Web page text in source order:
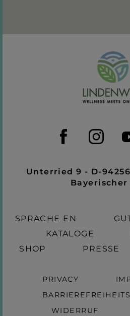
Unterried 9 - D-
Bayerischer
SPRACHE EN
KATALOGE
SHOP
PRESSE
PRIVACY
WIDERRUF